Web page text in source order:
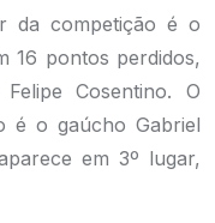
da competição é o
16 pontos perdidos,
Cosentino. O
é o gaúcho Gabriel
em 3º lugar,